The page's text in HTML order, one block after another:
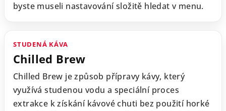
byste museli nastavování složitě hledat v menu.
STUDENÁ KÁVA
Chilled Brew
Chilled Brew je způsob přípravy kávy, který
využívá studenou vodu a speciální proces
extrakce k získání kávové chuti bez použití horké